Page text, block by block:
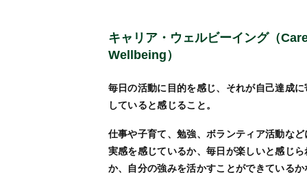
キャリア・ウェルビーイング（
Wellbeing）
毎日の活動に目的を感じ、それが自己達成に
していると感じること。
仕事や子育て、勉強、ボランティア活動など
実感を感じているか、毎日が楽しいと感じら
か、自分の強みを活かすことができているか